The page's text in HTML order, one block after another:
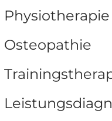
Physiotherapie
Osteopathie